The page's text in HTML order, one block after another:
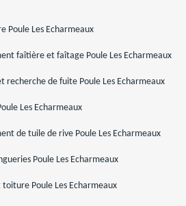
Poule Les Echarmeaux
faîtière et faîtage Poule Les Echarmeaux
recherche de fuite Poule Les Echarmeaux
Les Echarmeaux
de tuile de rive Poule Les Echarmeaux
Poule Les Echarmeaux
Poule Les Echarmeaux